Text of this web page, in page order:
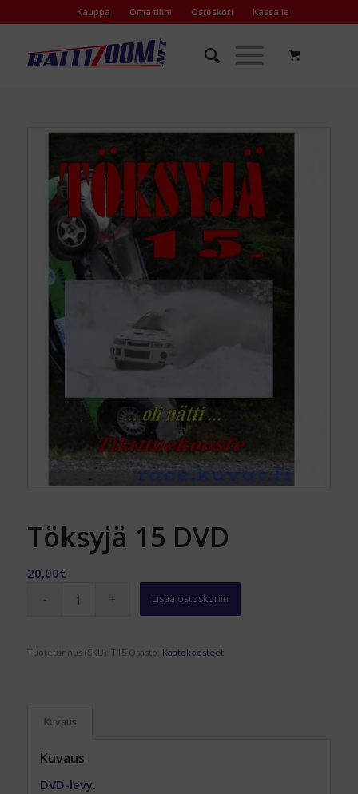
Kauppa Oma tilini Ostoskori Kassalle
Töksyjä 15 DVD
20,00€
Lisää ostoskoriin
Tuotetunnus (SKU): T15 Osasto: Kaatokoosteet
Kuvaus
Kuvaus
DVD-levy.